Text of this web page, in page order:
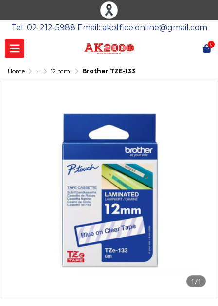
Tel: 02-212-5988 Email: akoffice.online@gmail.com
0
Home ... 12 mm. Brother TZE-133
1/1